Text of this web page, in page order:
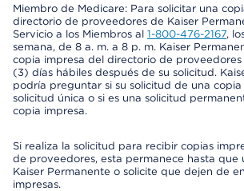
Miembro de Medicare: Para solicitar una
directorio de proveedores de Kaiser
Servicio a los Miembros al 1-800-476-2167,
semana, de 8 a. m. a 8 p. m. Kaiser
copia impresa del directorio de
(3) días hábiles después de su solicitud.
podría preguntar si su solicitud de una copia
solicitud única o si es una solicitud
copia impresa.
Si realiza la solicitud para recibir copias
de proveedores, esta permanece hasta que
Kaiser Permanente o solicite que dejen de
impresas.